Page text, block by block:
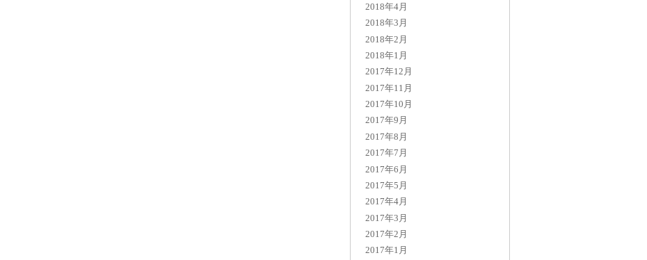
2018年4月
2018年3月
2018年2月
2018年1月
2017年12月
2017年11月
2017年10月
2017年9月
2017年8月
2017年7月
2017年6月
2017年5月
2017年4月
2017年3月
2017年2月
2017年1月